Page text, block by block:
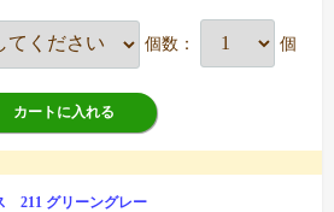
個数： 個
カートに入れる
211 グリーングレー